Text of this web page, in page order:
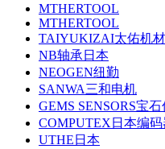
MTHERTOOL
MTHERTOOL
TAIYUKIZAI太佑机材
NB轴承日本
NEOGEN纽勤
SANWA三和电机
GEMS SENSORS宝
COMPUTEX日本编码
UTHE日本